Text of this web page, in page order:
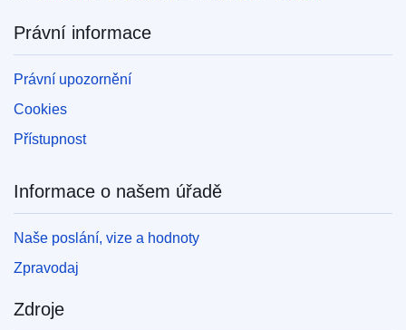
Právní informace
Právní upozornění
Cookies
Přístupnost
Informace o našem úřadě
Naše poslání, vize a hodnoty
Zpravodaj
Zdroje